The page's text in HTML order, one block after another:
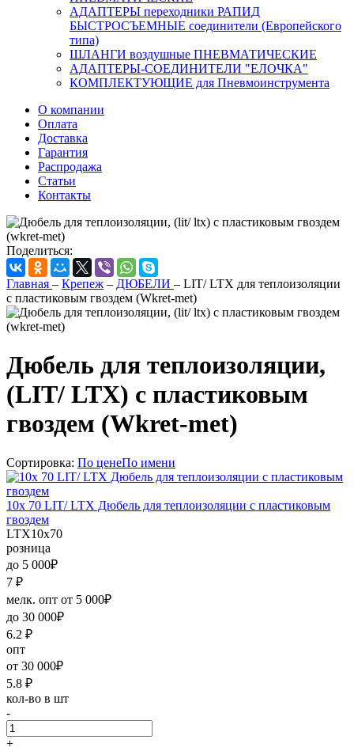
АДАПТЕРЫ переходники РАПИД
БЫСТРОСЪЕМНЫЕ соединители (Европейского
типа)
ШЛАНГИ воздушные ПНЕВМАТИЧЕСКИЕ
АДАПТЕРЫ-СОЕДИНИТЕЛИ "ЕЛОЧКА"
КОМПЛЕКТУЮЩИЕ для Пневмоинструмента
О компании
Оплата
Доставка
Гарантия
Распродажа
Статьи
Контакты
Поделиться:
Главная – Крепеж – ДЮБЕЛИ – LIT/ LTX для теплоизоляции
с пластиковым гвоздем (Wkret-met)
Дюбель для теплоизоляции,
(LIT/ LTX) с пластиковым
гвоздем (Wkret-met)
Сортировка: По ценеПо имени
10х 70 LIT/ LTX Дюбель для теплоизоляции с пластиковым
гвоздем
LTX10х70
розница
до 5 000₽
7 ₽
мелк. опт от 5 000₽
до 30 000₽
6.2 ₽
опт
от 30 000₽
5.8 ₽
кол-во в шт
-
+